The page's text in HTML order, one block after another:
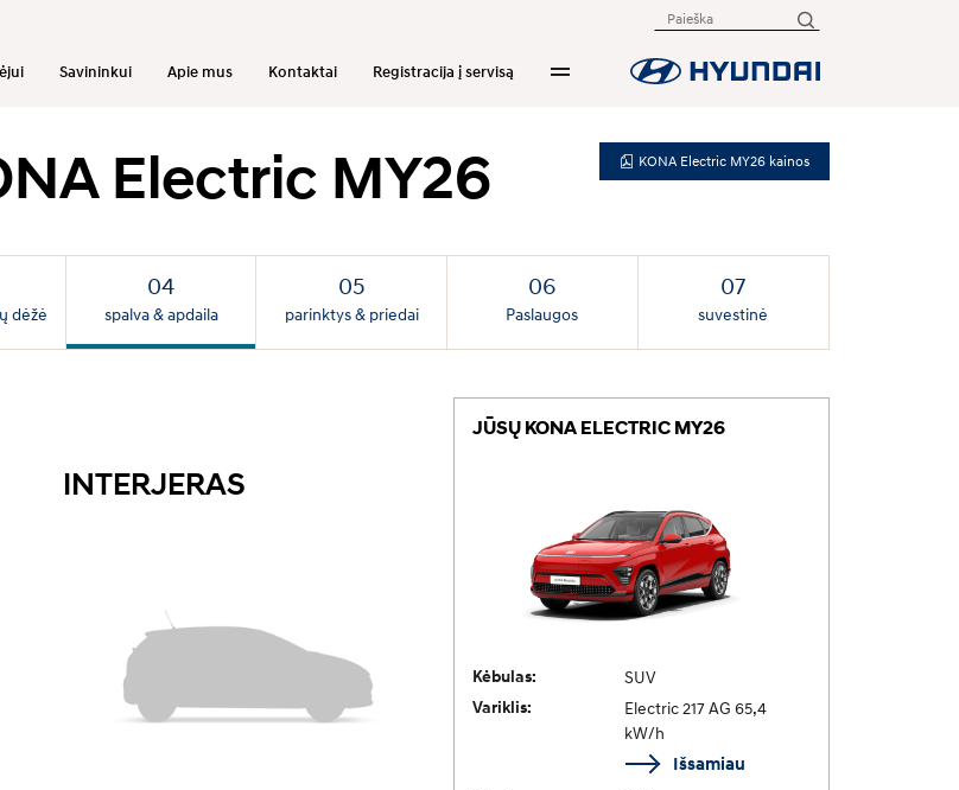
Savininkui Apie mus Kontaktai Registracija į servisą
Electric MY26 KONA Electric MY26 kainos
dėžė spalva & apdaila parinktys & priedai Paslaugos suvestinė
INTERJERAS
JŪSŲ KONA ELECTRIC MY26
Kėbulas: SUV
Variklis:
Electric 217 AG 65,4
kW/h
Išsamiau